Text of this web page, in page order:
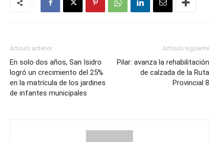
Artículo anterior
En solo dos años, San Isidro
logró un crecimiento del 25%
en la matrícula de los jardines
de infantes municipales
Artículo siguiente
Pilar: avanza la rehabilitación
de calzada de la Ruta
Provincial 8